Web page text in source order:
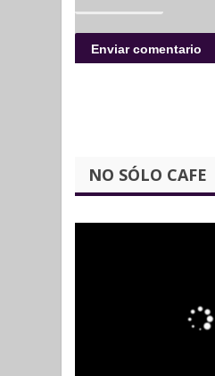
NO SÓLO CAFE